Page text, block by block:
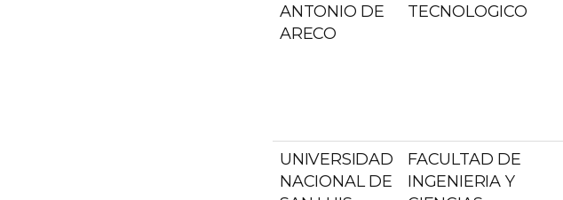
ANTONIO DE
ARECO
TECNOLOGICO
UNIVERSIDAD
NACIONAL DE
FACULTAD DE
INGENIERIA Y